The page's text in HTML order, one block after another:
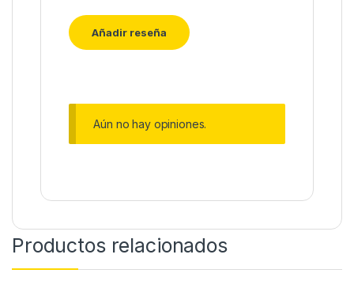
Aún no hay opiniones.
Productos relacionados